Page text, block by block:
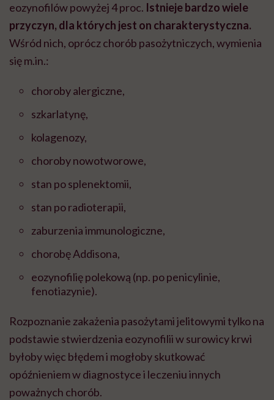
eozynofilów powyżej 4 proc. Istnieje bardzo wiele
przyczyn, dla których jest on charakterystyczna.
Wśród nich, oprócz chorób pasożytniczych, wymienia
się m.in.:
choroby alergiczne,
szkarlatynę,
kolagenozy,
choroby nowotworowe,
stan po splenektomii,
stan po radioterapii,
zaburzenia immunologiczne,
chorobę Addisona,
eozynofilię polekową (np. po penicylinie,
fenotiazynie).
Rozpoznanie zakażenia pasożytami jelitowymi tylko na
podstawie stwierdzenia eozynofilii w surowicy krwi
byłoby więc błędem i mogłoby skutkować
opóźnieniem w diagnostyce i leczeniu innych
poważnych chorób.